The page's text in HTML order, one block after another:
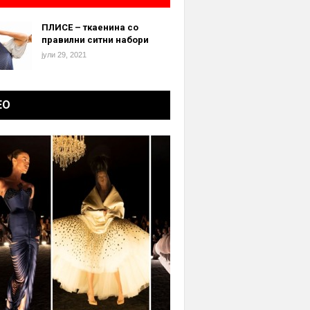
ПЛИСЕ – ткаенина со
правилни ситни набори
јули 29, 2021